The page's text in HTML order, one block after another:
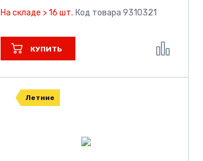
На складе > 16 шт. Код товара 9310321
КУПИТЬ
Летние